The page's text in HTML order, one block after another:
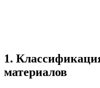
1.
материалов